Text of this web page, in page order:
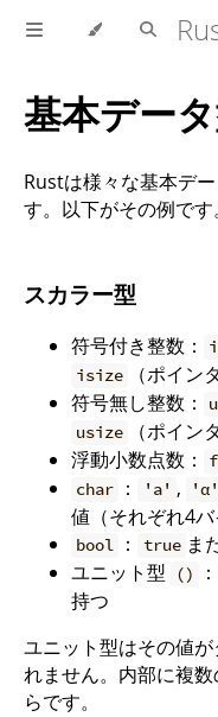
基本デー
Rustは様々な基本デ
す。以下がその例です。
スカラー型
符号付き整数：
isize
（ポイン
符号無し整数：
usize
（ポイン
浮動小数点数：
char
： 'a' , 'α'
値（それぞれ4バ
bool ： true ま
ユニット型 ()
持つ
ユニット型はその値
れません。内部に複
らです。